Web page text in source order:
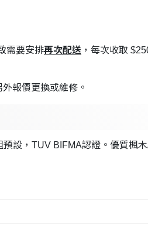
需要安排再次配送 ，每次收取
報價更換或維修。
設，TUV BIFMA認證。優質楓